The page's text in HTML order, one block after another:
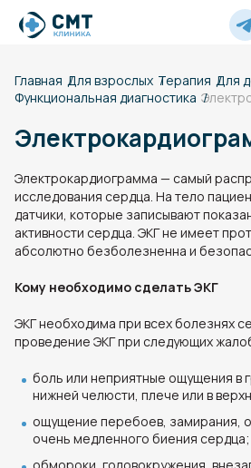
Главная Для взрослых Терапия Для
Функциональная диагностика
Электрокардиограмма — самый
исследования сердца. На тело
датчики, которые записывают
активности сердца. ЭКГ не имеет
абсолютно безболезненна и
Кому необходимо сделать ЭКГ
ЭКГ необходима при всех болезнях
проведение ЭКГ при следующих
боль или неприятные ощущения в
нижней челюсти, плече или в
ощущение перебоев, замирания,
очень медленного биения сердца;